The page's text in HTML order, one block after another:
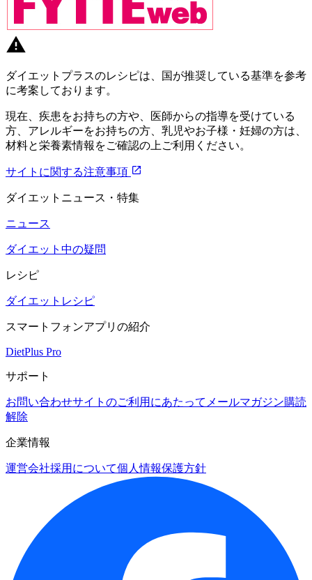
ダイエットプラスのレシピは、国が推奨している基準を参考
に考案しております。
現在、疾患をお持ちの方や、医師からの指導を受けている
方、アレルギーをお持ちの方、乳児やお子様・妊婦の方は、
材料と栄養素情報をご確認の上ご利用ください。
サイトに関する注意事項
ダイエットニュース・特集
ニュース
ダイエット中の疑問
レシピ
ダイエットレシピ
スマートフォンアプリの紹介
DietPlus Pro
サポート
お問い合わせサイトのご利用にあたって メールマガジン購読
解除
企業情報
運営会社採用について個人情報保護方針